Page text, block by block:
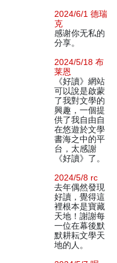
2024/6/1 德瑞
克
感谢你无私的
分享。
2024/5/18 布
莱恩
《好讀》網站
可以說是啟蒙
了我對文學的
興趣，一個提
供了我自由自
在悠遊於文學
書海之中的平
台，太感謝
《好讀》了。
2024/5/8 rc
去年偶然發現
好讀，覺得這
裡根本是寶藏
天地！謝謝每
一位在幕後默
默耕耘文學天
地的人。